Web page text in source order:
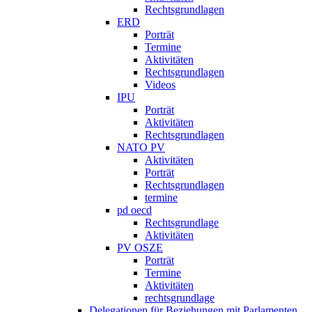
Rechtsgrundlagen
ERD
Porträt
Termine
Aktivitäten
Rechtsgrundlagen
Videos
IPU
Porträt
Aktivitäten
Rechtsgrundlagen
NATO PV
Aktivitäten
Porträt
Rechtsgrundlagen
termine
pd oecd
Rechtsgrundlage
Aktivitäten
PV OSZE
Porträt
Termine
Aktivitäten
rechtsgrundlage